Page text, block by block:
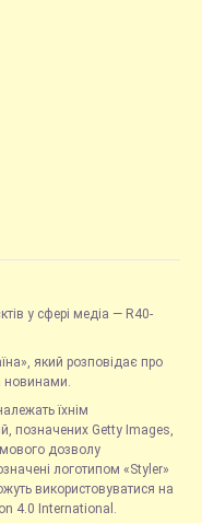
у сфері медіа — R40-
який розповідає про
новинами.
їхнім
позначених Getty Images,
дозволу
логотипом «Styler»
використовуватися на
4.0 International.